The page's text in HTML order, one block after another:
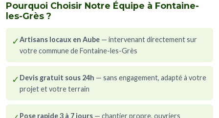
Pourquoi Choisir Notre Équipe à Fontaine-
les-Grès ?
✓Artisans locaux en Aube — intervenant directement sur
votre commune de Fontaine-les-Grès
✓ Devis gratuit sous 24h — sans engagement, adapté à votre
projet et votre terrain
Pose rapide 3 à 7 jours — chantier propre, ouvriers